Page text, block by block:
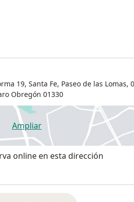
19, Santa Fe, Paseo de las Lomas,
Obregón 01330
Ampliarse abre en una nueva
online en esta dirección